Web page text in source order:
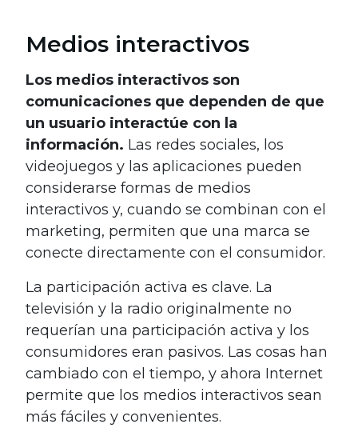
Medios interactivos
Los medios interactivos son
comunicaciones que dependen de que
un usuario interactúe con la
información. Las redes sociales, los
videojuegos y las aplicaciones pueden
considerarse formas de medios
interactivos y, cuando se combinan con el
marketing, permiten que una marca se
conecte directamente con el consumidor.
La participación activa es clave. La
televisión y la radio originalmente no
requerían una participación activa y los
consumidores eran pasivos. Las cosas han
cambiado con el tiempo, y ahora Internet
permite que los medios interactivos sean
más fáciles y convenientes.